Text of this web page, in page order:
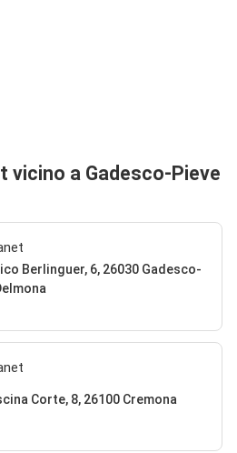
vicino a Gadesco-Pieve
Berlinguer, 6, 26030 Gadesco-
Corte, 8, 26100 Cremona